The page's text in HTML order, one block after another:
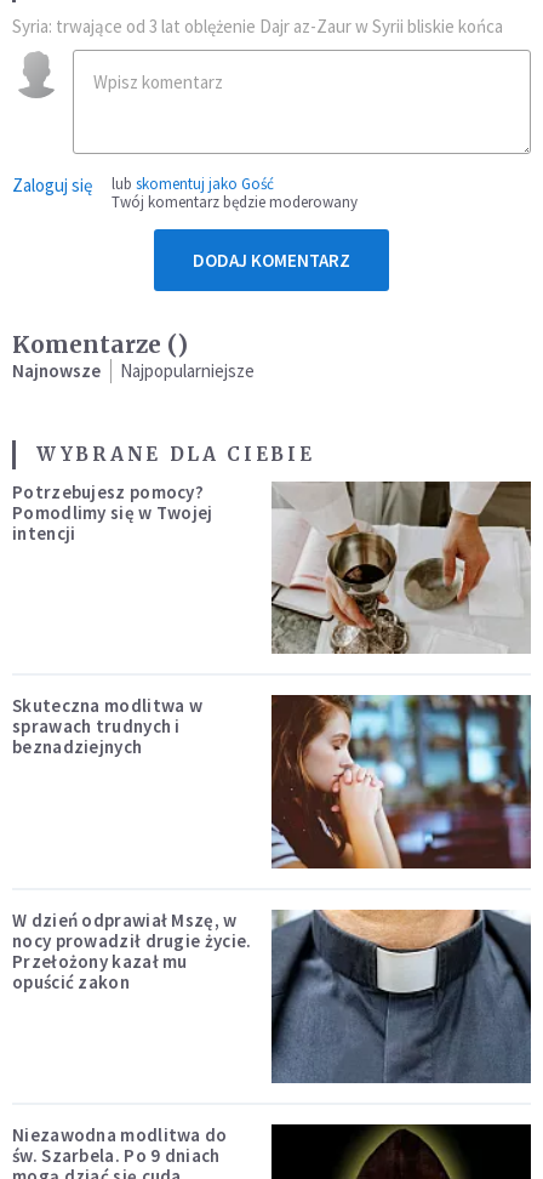
Syria: trwające od 3 lat oblężenie Dajr az-Zaur w Syrii bliskie końca
Zaloguj się lub skomentuj jako Gość
Twój komentarz będzie moderowany
DODAJ KOMENTARZ
Komentarze ()
Najnowsze Najpopularniejsze
WYBRANE DLA CIEBIE
Potrzebujesz pomocy?
Pomodlimy się w Twojej
intencji
Skuteczna modlitwa w
sprawach trudnych i
beznadziejnych
W dzień odprawiał Mszę, w
nocy prowadził drugie życie.
Przełożony kazał mu
opuścić zakon
Niezawodna modlitwa do
św. Szarbela. Po 9 dniach